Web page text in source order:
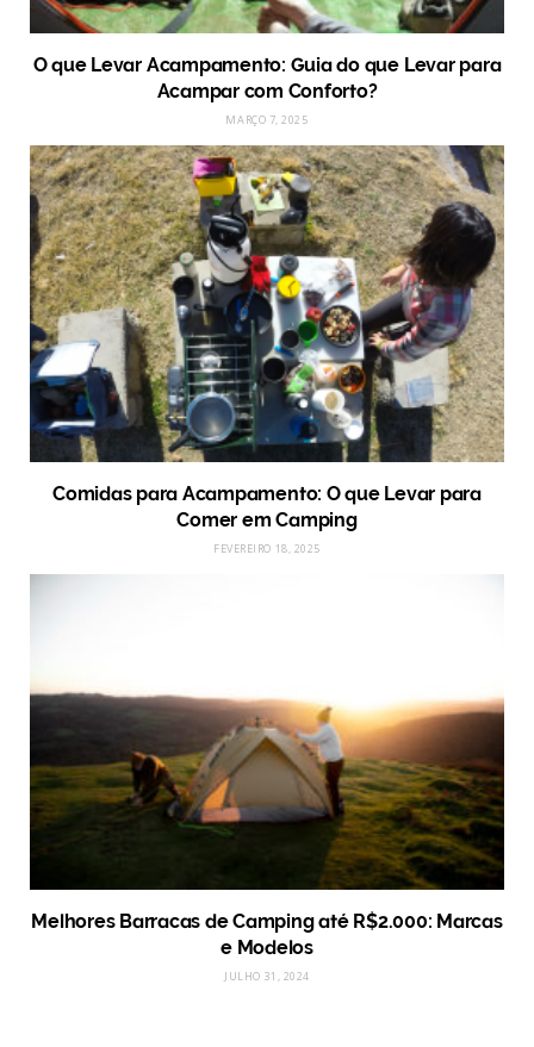
O que Levar Acampamento: Guia do que Levar para
Acampar com Conforto?
MARÇO 7, 2025
Comidas para Acampamento: O que Levar para
Comer em Camping
FEVEREIRO 18, 2025
Melhores Barracas de Camping até R$2.000: Marcas
e Modelos
JULHO 31, 2024